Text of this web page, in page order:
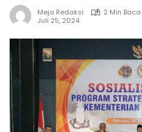
Meja Redaksi
2 Min Baca
Juli 25, 2024